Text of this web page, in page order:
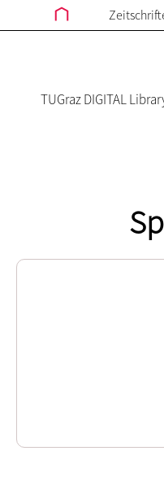
TUGraz DIGITAL